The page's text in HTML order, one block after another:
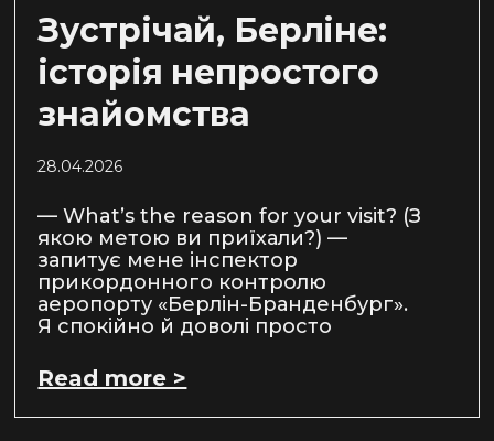
Зустрічай, Берліне:
історія непростого
знайомства
28.04.2026
— What’s the reason for your visit? (З
якою метою ви приїхали?) —
запитує мене інспектор
прикордонного контролю
аеропорту «Берлін-Бранденбург».
Я спокійно й доволі просто
Read more >